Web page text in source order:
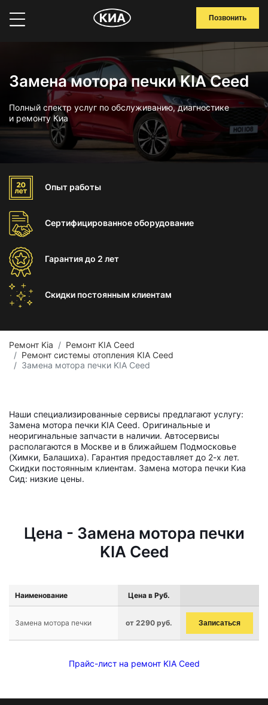
Позвонить
Замена мотора печки KIA Ceed
Полный спектр услуг по обслуживанию, диагностике
и ремонту Киа
Опыт работы
Сертифицированноеоборудование
Гарантиядо 2 лет
Скидки постоянным клиентам
Ремонт Kia
Ремонт KIA Ceed
Ремонт системы отопления KIA Ceed
Замена мотора печки KIA Ceed
Наши специализированные сервисы предлагают услугу:
Замена мотора печки KIA Ceed. Оригинальные и
неоригинальные запчасти в наличии. Автосервисы
располагаются в Москве и в ближайшем Подмосковье
(Химки, Балашиха). Гарантия предоставляет до 2-х лет.
Скидки постоянным клиентам. Замена мотора печки Киа
Сид: низкие цены.
Цена - Замена мотора печки
KIA Ceed
Наименование Цена в Руб.
Замена мотора печки от 2290 руб. Записаться
Прайс-лист на ремонт KIA Ceed